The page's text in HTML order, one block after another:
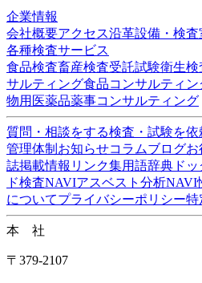
ISO/IEC17025:2017認定機関(PJLA)